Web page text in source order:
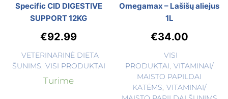
Specific CID DIGESTIVE
SUPPORT 12KG
€92.99
VETERINARINĖ DIETA
ŠUNIMS VISI PRODUKTAI
Turime
Omegamax – Lašišų aliejus
1L
€34.00
VISI
PRODUKTAI VITAMINAI/
MAISTO PAPILDAI
KATĖMS VITAMINAI/